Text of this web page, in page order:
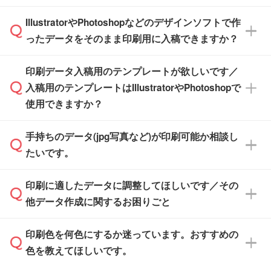
品が決まりましたらお早めのご発注をお願いい
たします。
※土日祝日を除く営業日換算です。
※沖縄・離島は追加日数がかかります。
※化粧箱から白箱への入れ替えや、オリジナル
箱の作成は原則承っておりません。
無料の「デザインシミュレーター」を使えば、
PCやスマホから簡単にデザインを作成できま
ザインソフトがなくても安心です。
また、「データ作成サービス
せいただければ、弊社にて無料でデザインデー
タを1点作成いたします。
IllustratorやPhotoshopなどのデザインソフトで作
ったデータをそのまま印刷用に入稿できますか？
IllustratorやPhotoshop、CLIP STUDIOなどのデ
ザインソフトでこだわりのデザインを作成した
い方は、完全データ入稿
積・ご注文フォームにアップロードしてご入稿
ください。
ご入稿後は経験豊富なスタッフがデータに不備
がないかチェックし、お客様と確認してから印
刷に進みますので、ご安心ください。
印刷データ入稿用のテンプレートが欲しいです／
入稿用のテンプレートはIllustratorやPhotoshopで
使用できますか？
一部商品は入稿用テンプレートのご用意があり
ます。各商品ページの『印刷方法・テンプレー
入稿用のテンプレートはPDF形式ですが、
IllustratorやPhotoshopで開いてご利用いただけ
方」をご確認ください。
手持ちのデータ(jpg写真など)が印刷可能か相談し
たいです。
印刷に適したデータ・解像度かどうか、担当ス
タッフが事前に確認いたします。
ムへ添付いただくか、担当スタッフ宛にメール
でお送りください。
印刷に適したデータに調整してほしいです／その
他データ作成に関するお困りごと
データ作成でお困りの際には、担当スタッフが
サポートいたしますのでお気軽にご相談くださ
印刷色を何色にするか迷っています。おすすめの
色を教えてほしいです。